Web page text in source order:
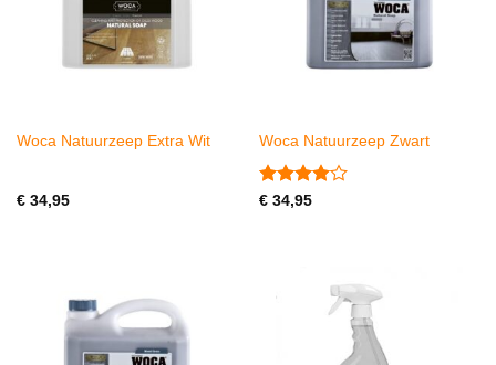
Woca Natuurzeep Extra Wit
€34,95
Woca Natuurzeep Zwart
Gewaardeerd
€34,95